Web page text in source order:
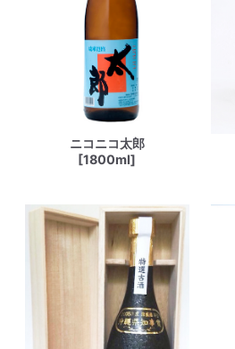
ニコニコ太郎
[1800ml]